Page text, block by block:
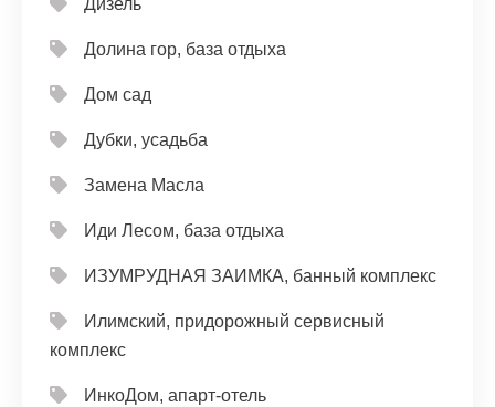
Дизель
Долина гор, база отдыха
Дом сад
Дубки, усадьба
Замена Масла
Иди Лесом, база отдыха
ИЗУМРУДНАЯ ЗАИМКА, банный комплекс
Илимский, придорожный сервисный
комплекс
ИнкоДом, апарт-отель